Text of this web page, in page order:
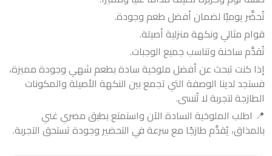
تُحضَّر يوميًا لضمان أفضل طعم وجودة.
قوام مثالي ونكهة منزلية أصيلة.
تُقدَّم ساخنة وتناسب جميع الوجبات.
إذا كنت تبحث عن أفضل ملوخية سادة بطعم شهي وجودة مميزة،
فستجد لدينا الوصفة التي تجمع بين النكهة الأصيلة والمكونات
الطازجة لتجربة لا تُنسى.
📍 اطلب الملوخية السادة الآن واستمتع بطبق مصري غني
بالمذاق، يُقدَّم طازجًا مع سرعة في التحضير وجودة تستحق التجربة.